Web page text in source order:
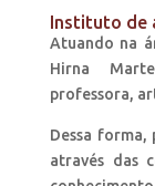
Instituto de
Atuando na
Hirna
professora,
Dessa
através das